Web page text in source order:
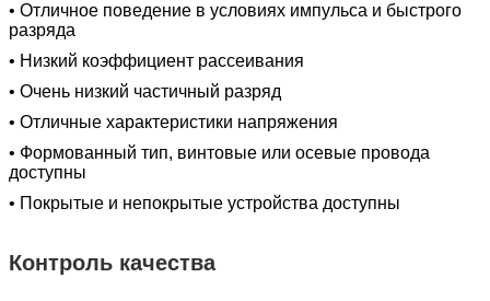
• Отличное поведение в условиях импульса и быстрого
разряда
• Низкий коэффициент рассеивания
• Очень низкий частичный разряд
• Отличные характеристики напряжения
• Формованный тип, винтовые или осевые провода
доступны
• Покрытые и непокрытые устройства доступны
Контроль качества